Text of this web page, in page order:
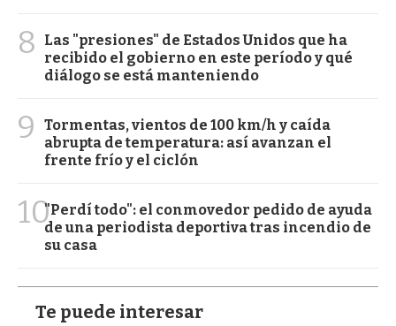
8
Las "presiones" de Estados Unidos que ha
recibido el gobierno en este período y qué
diálogo se está manteniendo
9
Tormentas, vientos de 100 km/h y caída
abrupta de temperatura: así avanzan el
frente frío y el ciclón
10"Perdí todo": el conmovedor pedido de ayuda
de una periodista deportiva tras incendio de
su casa
Te puede interesar